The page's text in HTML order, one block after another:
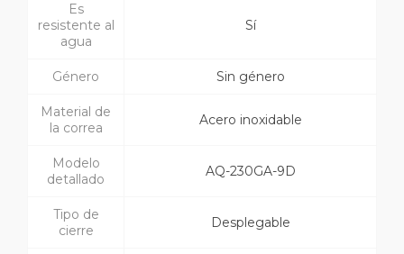
Es
resistente al
agua
Sí
Género Sin género
Material de
la correa
Acero inoxidable
Modelo
detallado
AQ-230GA-9D
Tipo de
cierre
Desplegable